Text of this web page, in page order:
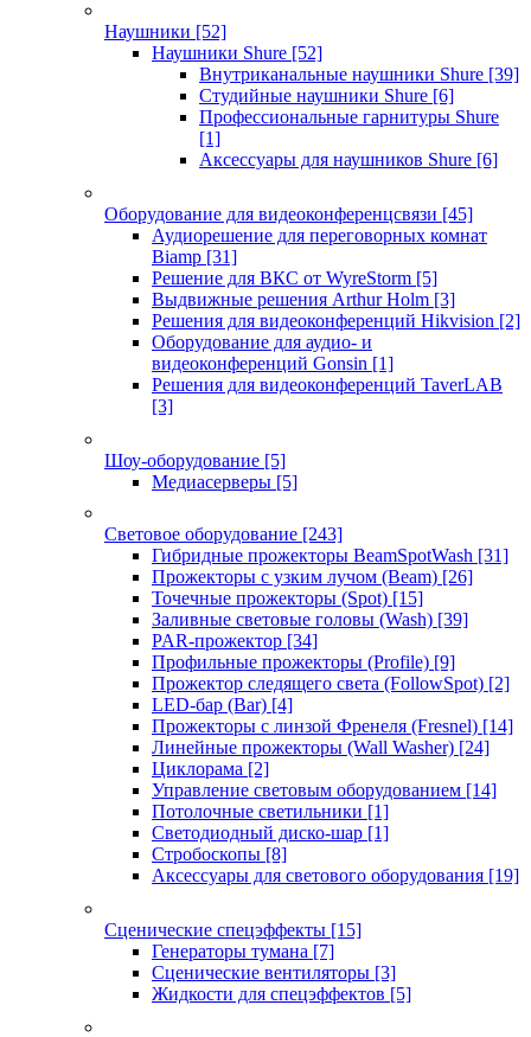
Наушники [52]
Наушники Shure [52]
Внутриканальные наушники Shure [39]
Студийные наушники Shure [6]
Профессиональные гарнитуры Shure
[1]
Аксессуары для наушников Shure [6]
Оборудование для видеоконференцсвязи [45]
Аудиорешение для переговорных комнат
Biamp [31]
Решение для ВКС от WyreStorm [5]
Выдвижные решения Arthur Holm [3]
Решения для видеоконференций Hikvision [2]
Оборудование для аудио- и
видеоконференций Gonsin [1]
Решения для видеоконференций TaverLAB
[3]
Шоу-оборудование [5]
Медиасерверы [5]
Световое оборудование [243]
Гибридные прожекторы BeamSpotWash [31]
Прожекторы с узким лучом (Beam) [26]
Точечные прожекторы (Spot) [15]
Заливные световые головы (Wash) [39]
PAR-прожектор [34]
Профильные прожекторы (Profile) [9]
Прожектор следящего света (FollowSpot) [2]
LED-бар (Bar) [4]
Прожекторы с линзой Френеля (Fresnel) [14]
Линейные прожекторы (Wall Washer) [24]
Циклорама [2]
Управление световым оборудованием [14]
Потолочные светильники [1]
Светодиодный диско-шар [1]
Стробоскопы [8]
Аксессуары для светового оборудования [19]
Сценические спецэффекты [15]
Генераторы тумана [7]
Сценические вентиляторы [3]
Жидкости для спецэффектов [5]